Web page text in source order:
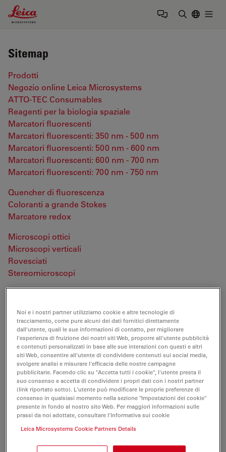
Leica Microsystems Logo
Sitemap
Prodotti
Negozio online Leica Microsystems
ATTO-TEC Consumables
Reagenti per la biologia spaziale
Marcatori fluorescenti
Marcatori fluorescenti: 350 nm - 500 nm
Marcatori fluorescenti: 500 nm - 600 nm
Marcatori fluorescenti: 600 nm - 700 nm
Marcatori fluorescenti: 700 nm - 750 nm
Quencher di fluorescenza
Coloranti a grande Stokes
Marcatore redox
Microscopi ottici
Microscopi verticali
Rovesciati
Stereomicroscopi
Microscopi digitali
Microscopi operatori
EM Preparazione del campione
Objectivefinder
Software per microscopia
Telecamere per microscopio
Accessori
Obiettivi
Classi di obiettivo
Etichettatura degli obiettivi
Illuminazione
Noi e i nostri partner utilizziamo cookie e altre tecnologie di
tracciamento, come pure alcuni dei dati fornitici direttamente
dall'utente, quali le sue informazioni di contatto, per migliorare
l'esperienza di fruizione dei nostri siti Web, proporre all'utente pubblicità
e contenuti personalizzati in base alle sue interazioni con questi e altri
siti Web, consentire all'utente di condividere contenuti sui social media,
svolgere analisi e misurare l'efficacia delle nostre campagne
pubblicitarie. Facendo clic su "Accetta tutti i cookie", l'utente presta il
suo consenso e accetta di condividere i propri dati con i nostri partner
(link riportato sotto). L'utente può modificare le proprie preferenze di
consenso in qualsiasi momento nella sezione "Impostazioni dei cookie"
presente in fondo al nostro sito Web. Per maggiori informazioni sulle
prassi da noi adottate, consultare l'Informativa sui cookie
Leica Microsystems Cookie Partners Details